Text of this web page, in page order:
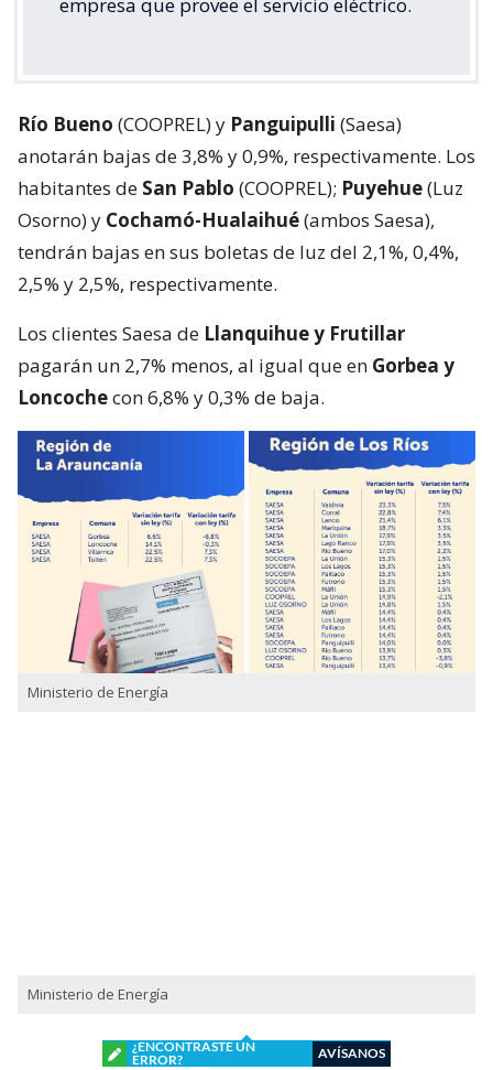
empresa que provee el servicio eléctrico.
Río Bueno (COOPREL) y Panguipulli (Saesa)
anotarán bajas de 3,8% y 0,9%, respectivamente. Los
habitantes de San Pablo (COOPREL); Puyehue(Luz
Osorno) y Cochamó-Hualaihué(ambos Saesa),
tendrán bajas en sus boletas de luz del 2,1%, 0,4%,
2,5% y 2,5%, respectivamente.
Los clientes Saesa de Llanquihue y Frutillar
pagarán un 2,7% menos, al igual que en Gorbea y
Loncochecon 6,8% y 0,3% de baja.
Ministerio de Energía
Ministerio de Energía
¿ENCONTRASTE UN
ERROR?
AVÍSANOS